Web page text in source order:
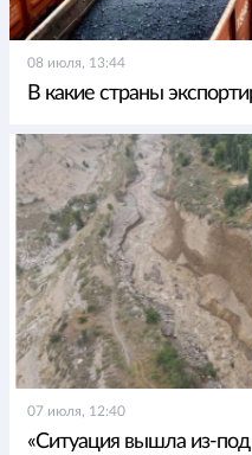
08 июля, 13:44
В какие страны
07 июля, 12:40
«Ситуация вышла из-